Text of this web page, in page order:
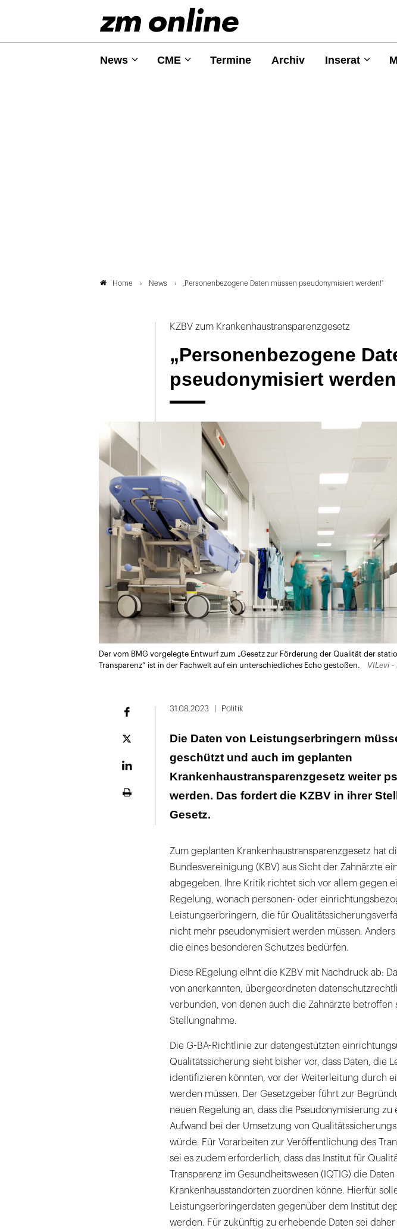
News CME Termine Archiv Inserat
Home News „Personenbezogene Daten müssen pseudonymisiert werden!"
KZBV zum Krankenhaustransparenzgesetz
„Personenbezogene
pseudonymisiert
Der vom BMG vorgelegte Entwurf zum „Gesetz zur Förderung der Qualität der
Transparenz“ ist in der Fachwelt auf ein unterschiedliches Echo gestoßen.
VILevi -
Plattform
31.08.2023 Politik
Die Daten von Leistungserbringern
geschützt und auch im geplanten
Krankenhaustransparenzgesetz weiter
werden. Das fordert die KZBV in ihrer
Gesetz.
Zum geplanten Krankenhaustransparenzgesetz hat
Bundesvereinigung (KBV) aus Sicht der Zahnärzte
abgegeben. Ihre Kritik richtet sich vor allem gegen
Regelung, wonach personen- oder
Leistungserbringern, die für
nicht mehr pseudonymisiert werden müssen.
die eines besonderen Schutzes bedürfen.
Diese REgelung elhnt die KZBV mit Nachdruck ab:
von anerkannten, übergeordneten
verbunden, von denen auch die Zahnärzte betroffen
Stellungnahme.
Die G-BA-Richtlinie zur datengestützten
Qualitätssicherung sieht bisher vor, dass Daten, die
identifizieren könnten, vor der Weiterleitung durch
werden müssen. Der Gesetzgeber führt zur
neuen Regelung an, dass die Pseudonymisierung zu
Aufwand bei der Umsetzung von
würde. Für Vorarbeiten zur Veröffentlichung des
sei es zudem erforderlich, dass das Institut für
Transparenz im Gesundheitswesen (IQTIG) die
Krankenhausstandorten zuordnen könne. Hierfür
Leistungserbringerdaten gegenüber dem Institut
werden. Für zukünftig zu erhebende Daten sei daher